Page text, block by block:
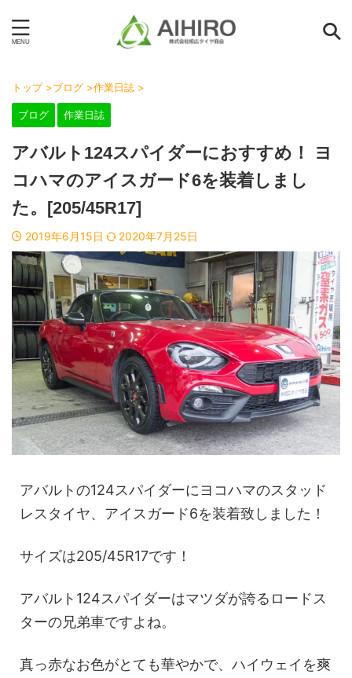
トップ >ブログ >作業日誌 >
ブログ 作業日誌
アバルト124スパイダーにおすすめ！ ヨ
コハマのアイスガード6を装着しまし
た。[205/45R17]
2019年6月15日 2020年7月25日
アバルトの124スパイダーにヨコハマのスタッド
レスタイヤ、アイスガード6を装着致しました！
サイズは205/45R17です！
アバルト124スパイダーはマツダが誇るロードス
ターの兄弟車ですよね。
真っ赤なお色がとても華やかで、ハイウェイを爽